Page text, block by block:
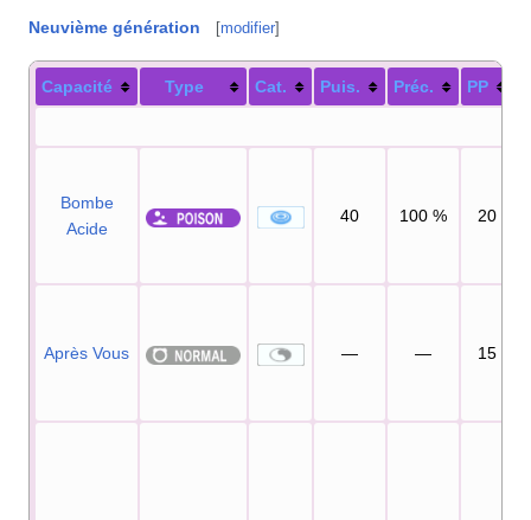
Neuvième génération [modifier]
Capacité Type Cat. Puis. Préc. PP
Bombe
Acide
40 100 % 20
Après Vous — — 15